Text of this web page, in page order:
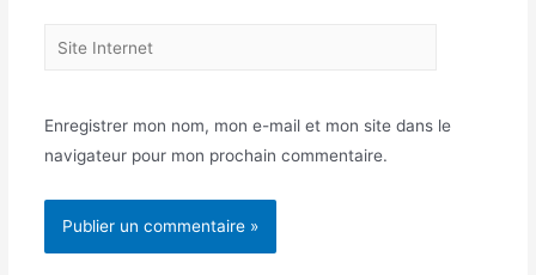
Site
Enregistrer mon nom, mon e-mail et mon site dans le
navigateur pour mon prochain commentaire.